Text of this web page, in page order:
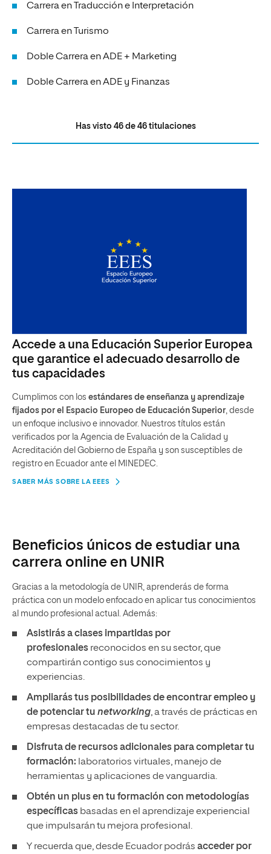
Carrera en Traducción e Interpretación
Carrera en Turismo
Doble Carrera en ADE + Marketing
Doble Carrera en ADE y Finanzas
Has visto 46de 46titulaciones
Accede a una Educación Superior Europea
que garantice el adecuado desarrollo de
tus capacidades
Cumplimos con los estándares de enseñanza y aprendizaje
fijados por el Espacio Europeo de Educación Superior, desde
un enfoque inclusivo e innovador. Nuestros títulos están
verificados por la Agencia de Evaluación de la Calidad y
Acreditación del Gobierno de España y son susceptibles de
registro en Ecuador ante el MINEDEC.
SABER MÁS SOBRE LA EEES
Beneficios únicos de estudiar una
carrera online en UNIR
Gracias a la metodología de UNIR, aprenderás de forma
práctica con un modelo enfocado en aplicar tus conocimientos
al mundo profesional actual. Además:
Asistirás a clases impartidas por
profesionales reconocidos en su sector, que
compartirán contigo sus conocimientos y
experiencias.
Ampliarás tus posibilidades de encontrar empleo y
de potenciar tu networking, a través de prácticas en
empresas destacadas de tu sector.
Disfruta de recursos adicionales para completar tu
formación: laboratorios virtuales, manejo de
herramientas y aplicaciones de vanguardia.
Obtén un plus en tu formación con metodologías
específicas basadas en el aprendizaje experiencial
que impulsarán tu mejora profesional.
Y recuerda que, desde Ecuador podrás acceder por